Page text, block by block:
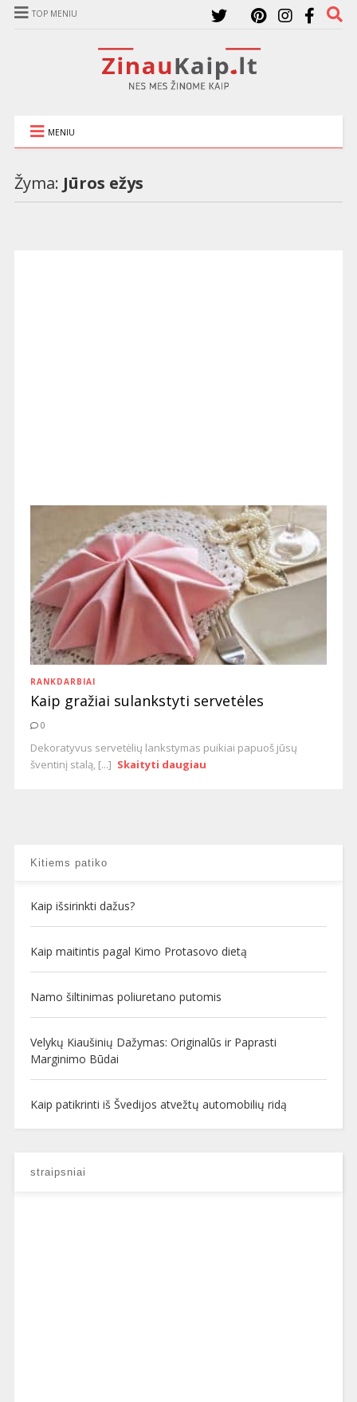
TOP MENIU
MENIU
Žyma: Jūros ežys
RANKDARBIAI
Kaip gražiai sulankstyti servetėles
0
Dekoratyvus servetėlių lankstymas puikiai papuoš jūsų
šventinį stalą, [...] Skaityti daugiau
Kitiems patiko
Kaip išsirinkti dažus?
Kaip maitintis pagal Kimo Protasovo dietą
Namo šiltinimas poliuretano putomis
Velykų Kiaušinių Dažymas: Originalūs ir Paprasti
Marginimo Būdai
Kaip patikrinti iš Švedijos atvežtų automobilių ridą
straipsniai